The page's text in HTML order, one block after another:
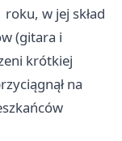
w jej skład
(gitara i
krótkiej
na